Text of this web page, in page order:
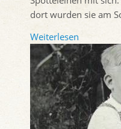
dort wurden sie am
Weiterlesen